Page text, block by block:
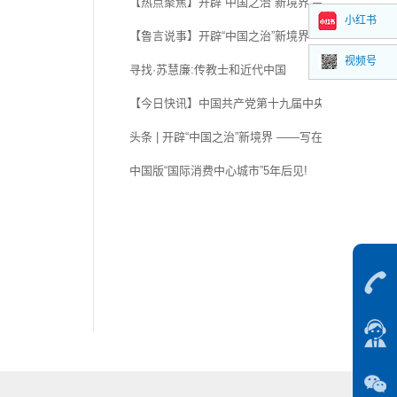
【鲁言说事】开辟“中国之治”新境界——写在党的十
寻找·苏慧廉:传教士和近代中国
【今日快讯】中国共产党第十九届中央委员会第四
头条 | 开辟“中国之治”新境界 ——写在党的十九届四
中国版“国际消费中心城市”5年后见!
小红书
视频号